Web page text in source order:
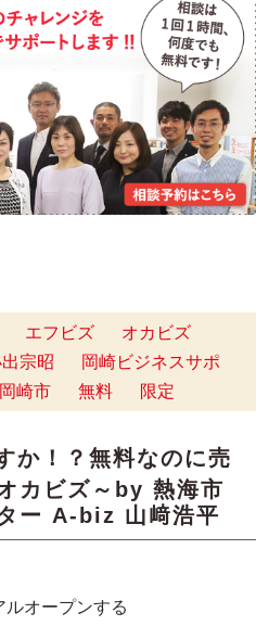
エフビズ
オカビズ
宗昭
岡崎ビジネスサポ
岡崎市 無料 限定
か！？無料なのに売
カビズ～by 熱海市
ー A-biz 山﨑浩平
オープンする